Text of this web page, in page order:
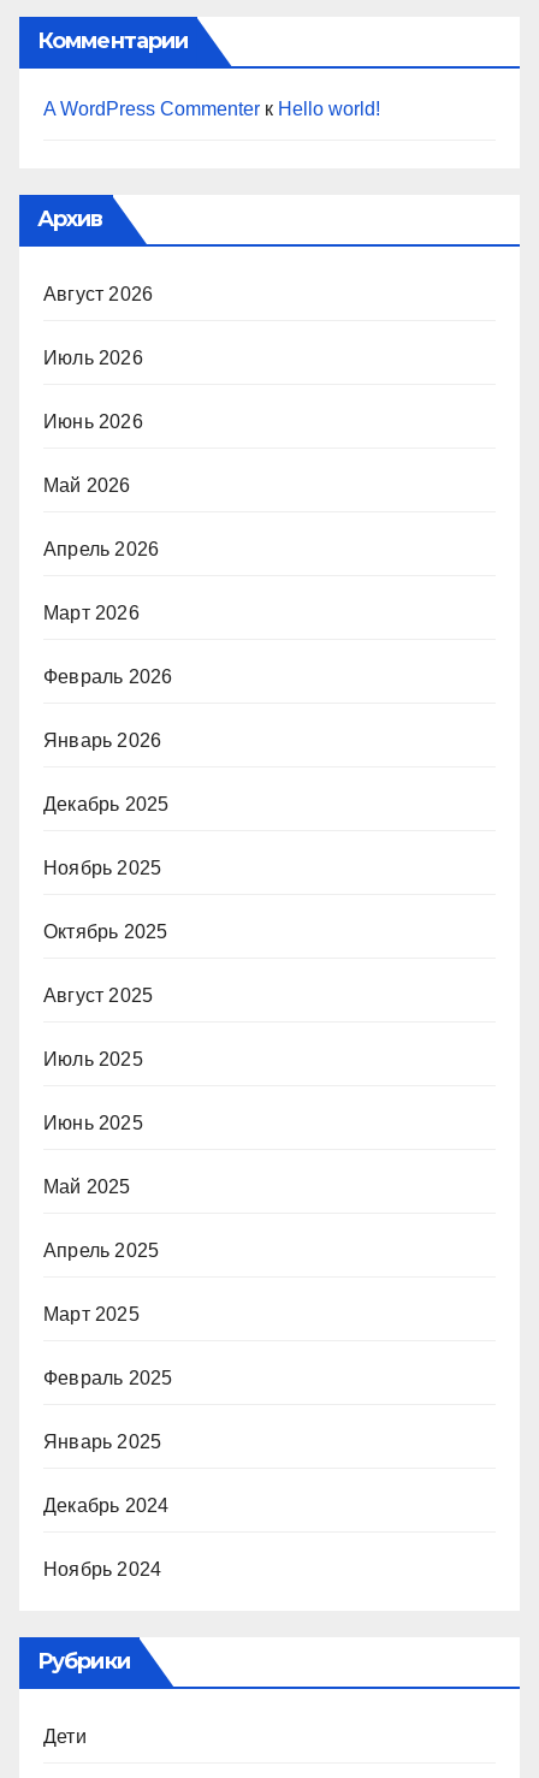
Комментарии
A WordPress Commenter к Hello world!
Архив
Август 2026
Июль 2026
Июнь 2026
Май 2026
Апрель 2026
Март 2026
Февраль 2026
Январь 2026
Декабрь 2025
Ноябрь 2025
Октябрь 2025
Август 2025
Июль 2025
Июнь 2025
Май 2025
Апрель 2025
Март 2025
Февраль 2025
Январь 2025
Декабрь 2024
Ноябрь 2024
Рубрики
Дети